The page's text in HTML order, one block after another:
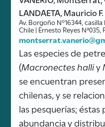
LANDAETA, Mauricio F.
Av. Borgoño Nº16344,
Chile | Ernesto Reyes
Las especies de
(Macronectes halliy
se encuentran
chilenas, y se
las pesquerías;
abundancia y